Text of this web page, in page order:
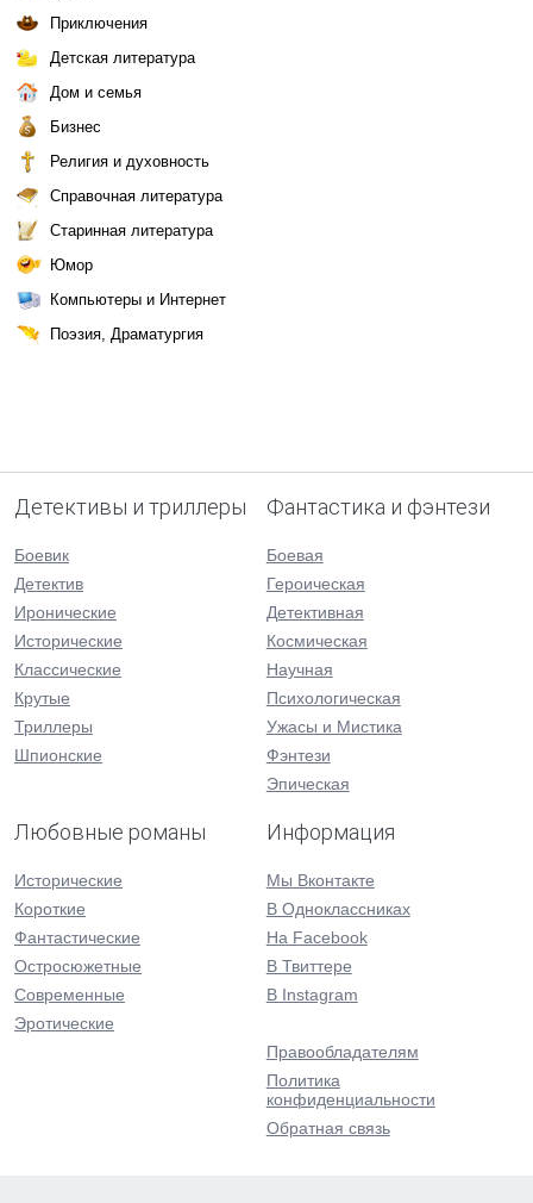
Приключения
Детская литература
Дом и семья
Бизнес
Религия и духовность
Справочная литература
Старинная литература
Юмор
Компьютеры и Интернет
Поэзия, Драматургия
Детективы и триллеры
Боевик
Детектив
Иронические
Исторические
Классические
Крутые
Триллеры
Шпионские
Фантастика и фэнтези
Боевая
Героическая
Детективная
Космическая
Научная
Психологическая
Ужасы и Мистика
Фэнтези
Эпическая
Любовные романы
Исторические
Короткие
Фантастические
Остросюжетные
Современные
Эротические
Информация
Мы Вконтакте
В Одноклассниках
На Facebook
В Твиттере
В Instagram
Правообладателям
Политика
конфиденциальности
Обратная связь